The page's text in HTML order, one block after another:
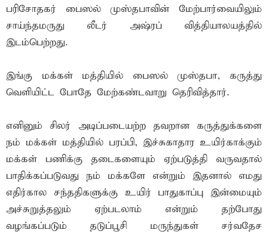
பரிசோதகர் பைஸல் முஸ்தபாவின் மேற்பார்வையிலும்
சாய்ந்தமருது லீடர் அஷ்ரப் வித்தியாலயத்தில்
இடம்பெற்றது.
இங்கு மக்கள் மத்தியில் பைஸல் முஸ்தபா, கருத்து
வெளியிட்ட போதே மேற்கண்டவாறு தெரிவித்தார்.
எனினும் சிலர் அடிப்படையற்ற தவறான கருத்துக்களை
நம் மக்கள் மத்தியில் பரப்பி, இச்சுகாதார உயிர்காக்கும்
மக்கள் பணிக்கு தடைகளையும் ஏற்படுத்தி வருவதால்
பாதிக்கப்படுவது நம் மக்களே என்றும் இதனால் எமது
எதிர்கால சந்ததிகளுக்கு உயிர் பாதுகாப்பு இன்மையும்
அச்சுறுத்தலும் ஏற்படலாம் என்றும் தற்போது
வழங்கப்படும் தடுப்பூசி மருந்துகள் சர்வதேச